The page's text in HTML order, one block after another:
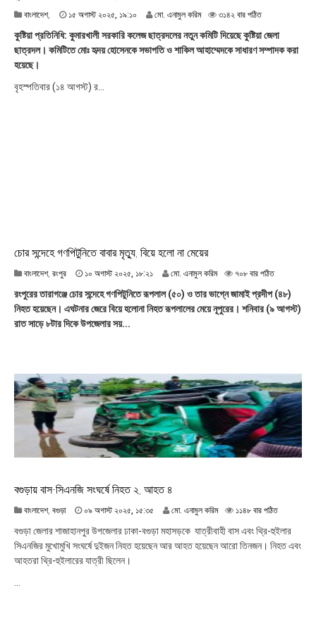
বাংলাদেশ, ১৫ অগাস্ট ২০২৫, ১৯:১০
অ
গা
মো. এনামুল করিম ৩১৪২ বার পঠিত
কুষ্টিয়া প্রতিনিধি: কুমারখালী সরকারি কলেজ ছাত্রদলের নতুন কমিটি দিয়েছে কুষ্টিয়া জেলা
ছাত্রদল। কমিটিতে মোঃ হৃদয় হোসেনকে সভাপতি ও শাকিল আহাম্মেদকে সাধারণ সম্পাদক করা
হয়েছে।
বৃহস্পতিবার (১৪ আগস্ট) র...
চোর সন্দেহে গণপিটুনিতে বাবার মৃত্যু, বিয়ে হলো না মেয়ের
বাংলাদেশ, রংপুর ১০ অগাস্ট ২০২৫, ১৮:২১
অ
গা
৫
,
১
৮
:
২
১
মো. এনামুল করিম ৭০৮ বার পঠিত
রংপুরের তারাগঞ্জে চোর সন্দেহে গণপিটুনিতে রূপলাল (৫০) ও তার ভাগ্নে জামাই প্রদীপ (৪৮)
নিহত হয়েছেন। এঘটনার জেরে বিয়ে হলোনা নিহত রূপলালের মেয়ে নূপুরের। শনিবার (৯ আগস্ট)
রাত সাড়ে ৮টার দিকে উপজেলার সয়...
বগুড়ায় বাস-সিএনজি সংঘর্ষে নিহত ২, আহত ৪
বাংলাদেশ, বগুড়া ০৯ অগাস্ট ২০২৫, ১৫:৩৫
অ
গা
মো. এনামুল করিম ১১৪৮ বার পঠিত
বগুড়া জেলার শাজাহানপুর উপজেলার ঢাকা-বগুড়া মহাসড়কে যাত্রীবাহী বাস এবং থ্রি-হুইলার
সিএনজির মুখোমুখি সংঘর্ষে দুইজন নিহত হয়েছেন আর আহত হয়েছেন আরো তিনজন। নিহত এবং
আহতরা থ্রি-হুইলারের যাত্রী ছিলেন।